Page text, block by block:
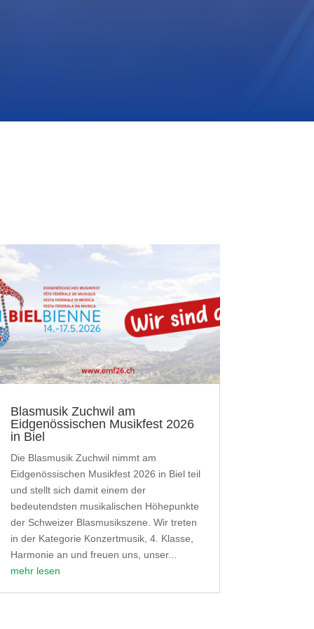
Blasmusik Zuchwil am
Eidgenössischen Musikfest 2026
in Biel
Die Blasmusik Zuchwil nimmt am
Eidgenössischen Musikfest 2026 in Biel teil
und stellt sich damit einem der
bedeutendsten musikalischen Höhepunkte
der Schweizer Blasmusikszene. Wir treten
in der Kategorie Konzertmusik, 4. Klasse,
Harmonie an und freuen uns, unser...
mehr lesen